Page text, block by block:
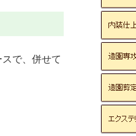
で、併せて